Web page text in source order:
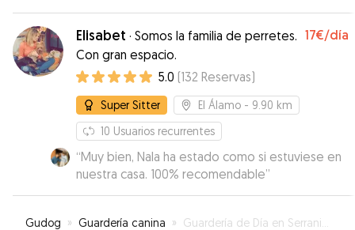
que volver a dejar no dudaré en volvérselos a
dejar. Los perritos han estado como en casa
Recomendable 100% Gracias Erik”
Elisabet · Somos la familia de perretes.
Con gran espacio.
17€/día
5.0 (132 Reservas)
Super Sitter El Álamo - 9.90 km
10 Usuarios recurrentes
“Muy bien, Nala ha estado como si estuviese en
nuestra casa. 100% recomendable”
Gudog » Guardería canina » Guardería de Día en Serranillos del Valle